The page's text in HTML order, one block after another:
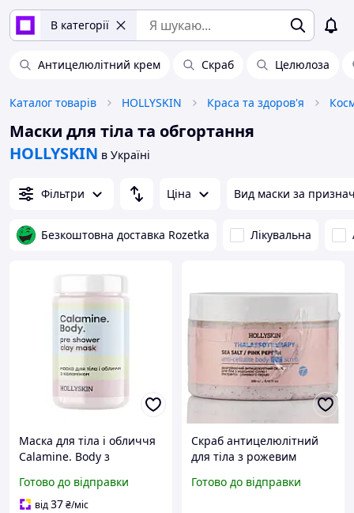
В категорії
Антицелюлітний крем Скраб Целюлоза
Каталог товарів HOLLYSKIN Краса та здоров'я
Маски для тіла та обгортання
HOLLYSKIN в Україні
Фільтри Ціна Вид маски за
Безкоштовна доставка Rozetka Лікувальна
Маска для тіла і обличчя
Calamine. Body з
Готово до відправки
від37₴/міс
Скраб антицелюлітний
для тіла з рожевим
Hot Scrub Hollyskin 250 мл
Готово до відправки